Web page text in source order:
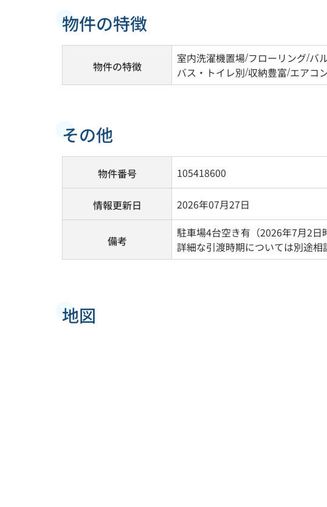
物件の特徴
物件の特徴
室内洗濯機置場/フローリング/バ
バス・トイレ別/収納豊富/エアコ
その他
物件番号 105418600
情報更新日 2026年07月27日
備考
駐車場4台空き有（2026年7月2日
詳細な引渡時期については別途相
地図